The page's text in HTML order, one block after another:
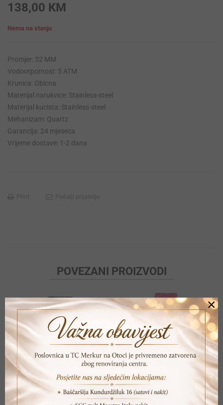
138,00 KM
Nema na stanju
Promjer: 32 MM
Vodootpornost: 5 ATM
Krunica: Obicna
Materijal narukvice: Stainless-steel
Materijal kucista: Stainless-steel
Mehanizam: Quartz
Garancija: 24 mjeseca
Vrijeme dostave: 1-2 dana
POVEZANI PROIZVODI
×